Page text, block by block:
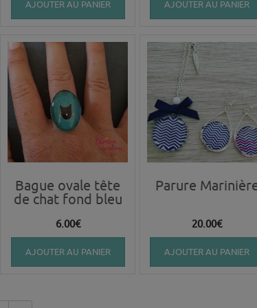
AJOUTER AU PANIER AJOUTER AU PANIER
Bague ovale tête
de chat fond bleu
6.00€
AJOUTER AU PANIER
Parure
20.00€
AJOUTER AU PANIER